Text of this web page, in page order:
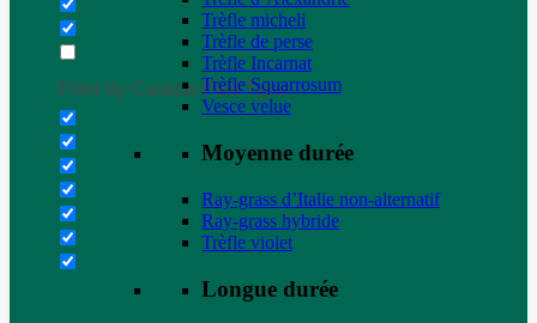
Filter by Custom Post Type
Trèfle micheli
Trèfle de perse
Trèfle Incarnat
Trèfle Squarrosum
Vesce velue
Moyenne durée
Ray-grass d’Italie non-alternatif
Ray-grass hybride
Trèfle violet
Longue durée